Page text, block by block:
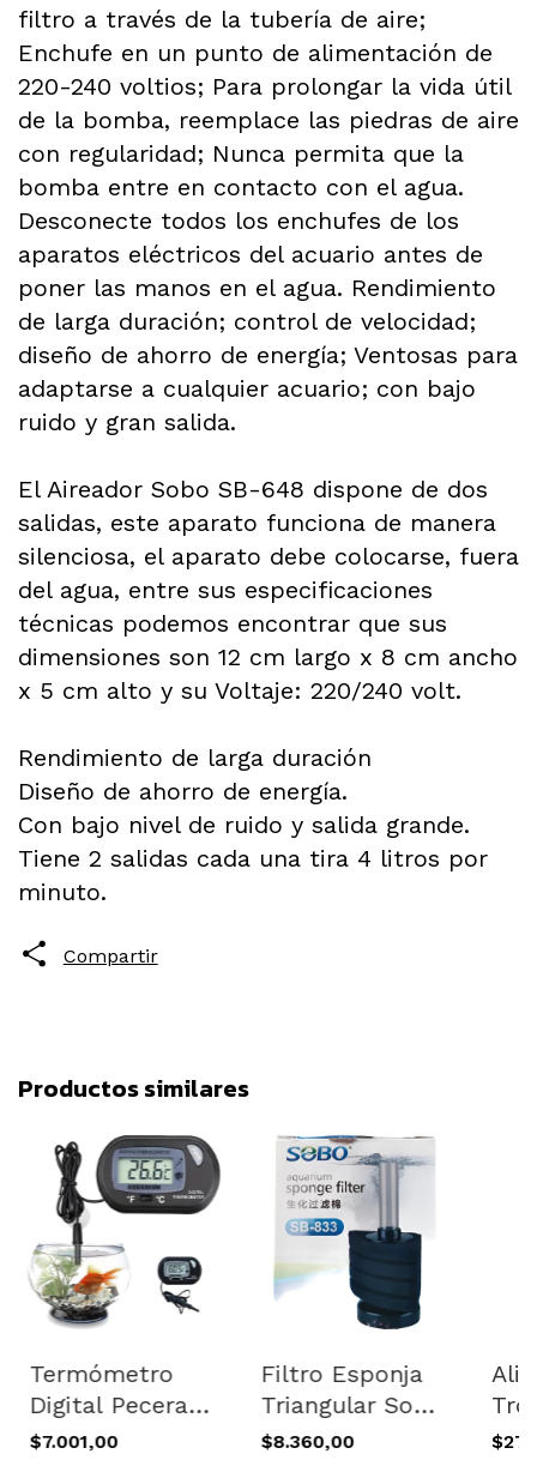
filtro a través de la tubería de aire;
Enchufe en un punto de alimentación de
220-240 voltios; Para prolongar la vida útil
de la bomba, reemplace las piedras de aire
con regularidad; Nunca permita que la
bomba entre en contacto con el agua.
Desconecte todos los enchufes de los
aparatos eléctricos del acuario antes de
poner las manos en el agua. Rendimiento
de larga duración; control de velocidad;
diseño de ahorro de energía; Ventosas para
adaptarse a cualquier acuario; con bajo
ruido y gran salida.
El Aireador Sobo SB-648 dispone de dos
salidas, este aparato funciona de manera
silenciosa, el aparato debe colocarse, fuera
del agua, entre sus especificaciones
técnicas podemos encontrar que sus
dimensiones son 12 cm largo x 8 cm ancho
x 5 cm alto y su Voltaje: 220/240 volt.
Rendimiento de larga duración
Diseño de ahorro de energía.
Con bajo nivel de ruido y salida grande.
Tiene 2 salidas cada una tira 4 litros por
minuto.
Compartir
Productos similares
Termómetro
Digital Peceras
Acuarios
$7.001,00
Filtro Esponja
Triangular Sobo
Sb833 Ideal
$8.360,00